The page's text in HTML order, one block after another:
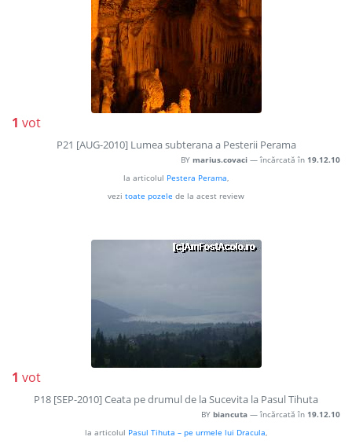
1 vot
P21 [AUG-2010] Lumea subterana a Pesterii Perama
BY marius.covaci — încărcată în 19.12.10
la articolul Pestera Perama,
vezi toate pozele de la acest review
1 vot
P18 [SEP-2010] Ceata pe drumul de la Sucevita la Pasul Tihuta
BY biancuta — încărcată în 19.12.10
la articolul Pasul Tihuta – pe urmele lui Dracula,